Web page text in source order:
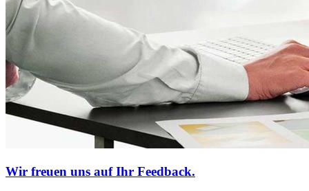
Wir freuen uns auf Ihr Feedback.